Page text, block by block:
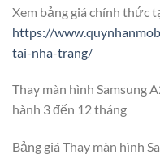
Xem bảng giá chính thức
https://
tai-nha-trang/
Thay màn hình Samsung
hành 3 đến 12 tháng
Bảng giá Thay màn hình